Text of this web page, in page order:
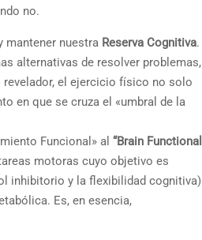
no.
mantener nuestra Reserva Cognitiva.
alternativas de resolver problemas,
el ejercicio físico no solo
en que se cruza el «umbral de la
Funcional» al “Brain Functional
motoras cuyo objetivo es
inhibitorio y la flexibilidad cognitiva)
Es, en esencia,